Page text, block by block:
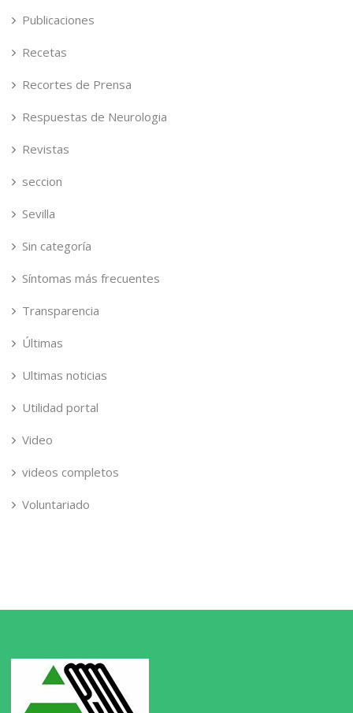
Publicaciones
Recetas
Recortes de Prensa
Respuestas de Neurologia
Revistas
seccion
Sevilla
Sin categoría
Síntomas más frecuentes
Transparencia
Últimas
Ultimas noticias
Utilidad portal
Video
videos completos
Voluntariado